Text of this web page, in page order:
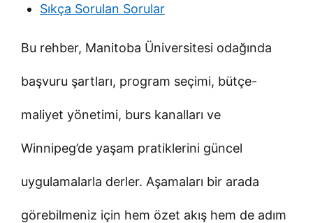
Sıkça Sorulan Sorular
Bu rehber, Manitoba Üniversitesi odağında
başvuru şartları, program seçimi, bütçe-
maliyet yönetimi, burs kanalları ve
Winnipeg’de yaşam pratiklerini güncel
uygulamalarla derler. Aşamaları bir arada
görebilmeniz için hem özet akış hem de adım